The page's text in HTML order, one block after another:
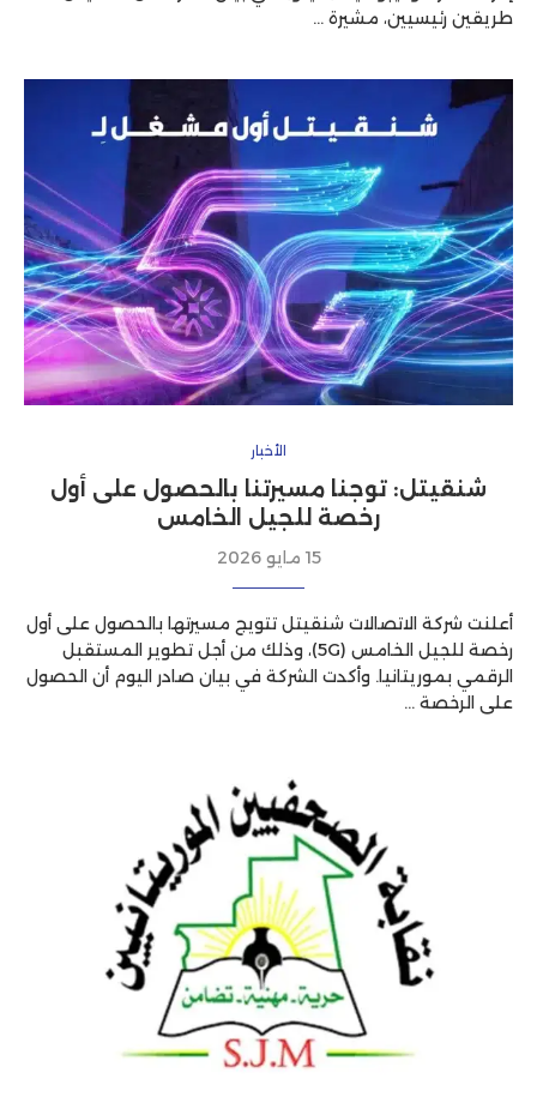
طريقين رئيسيين، مشيرة …
الأخبار
شنقيتل: توجنا مسيرتنا بالحصول على أول
رخصة للجيل الخامس
15 مايو 2026
أعلنت شركة الاتصالات شنقيتل تتويج مسيرتها بالحصول على أول
رخصة للجيل الخامس (5G)، وذلك من أجل تطوير المستقبل
الرقمي بموريتانيا. وأكدت الشركة في بيان صادر اليوم أن الحصول
على الرخصة …